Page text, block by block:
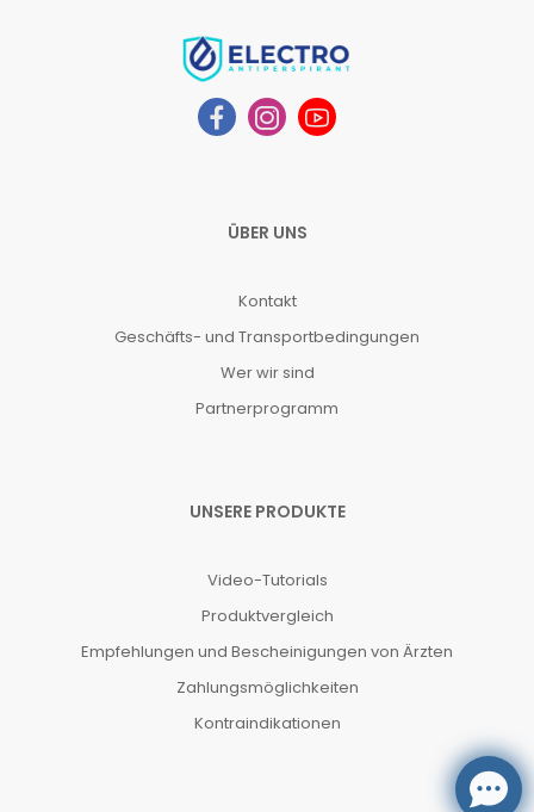
ÜBER UNS
Kontakt
Geschäfts- und Transportbedingungen
Wer wir sind
Partnerprogramm
UNSERE PRODUKTE
Video-Tutorials
Produktvergleich
Empfehlungen und Bescheinigungen von Ärzten
Zahlungsmöglichkeiten
Kontraindikationen